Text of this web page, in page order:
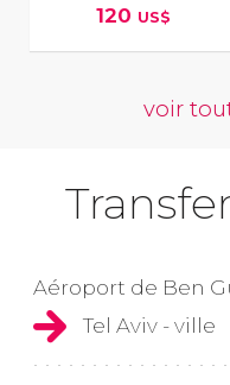
120 US$
voir
Aéroport de Ben
Tel Aviv - ville